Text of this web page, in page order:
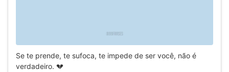
Se te prende, te sufoca, te impede de ser você, não é
verdadeiro. 💔